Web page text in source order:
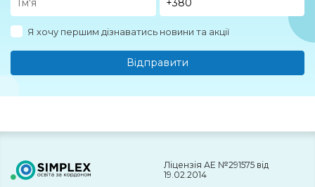
Я хочу першим дізнаватись новини та акції
Відправити
Ліцензія АЕ №291575 від
19.02.2014